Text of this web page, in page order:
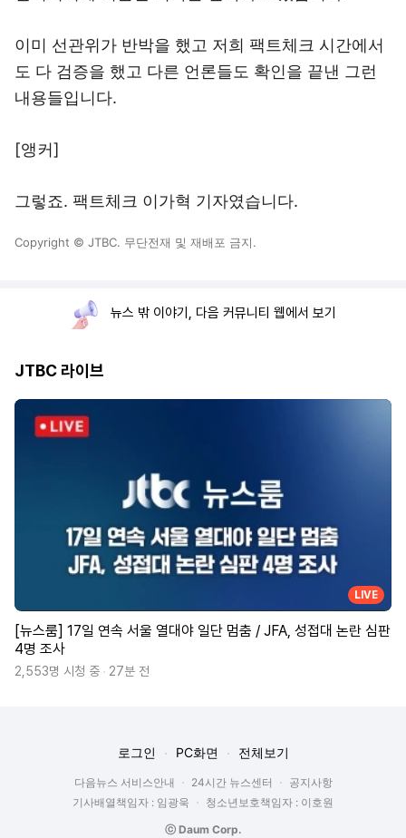
이미 선관위가 반박을 했고 저희 팩트체크 시간에서
도 다 검증을 했고 다른 언론들도 확인을 끝낸 그런
내용들입니다.
[앵커]
그렇죠. 팩트체크 이가혁 기자였습니다.
Copyright © JTBC. 무단전재 및 재배포 금지.
뉴스 밖 이야기, 다음 커뮤니티 웹에서 보기
JTBC 라이브
LIVE
[뉴스룸] 17일 연속 서울 열대야 일단 멈춤 / JFA, 성접대 논란 심판
4명 조사
2,553명 시청 중 27분 전
로그인 PC화면 전체보기
다음뉴스 서비스안내 24시간 뉴스센터
공지사항
기사배열책임자 : 임광욱
청소년보호책임자 : 이호원
ⓒ Daum Corp.